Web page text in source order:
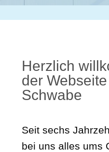
Herzlich
der
Schwabe
Seit sechs
bei uns alles ums